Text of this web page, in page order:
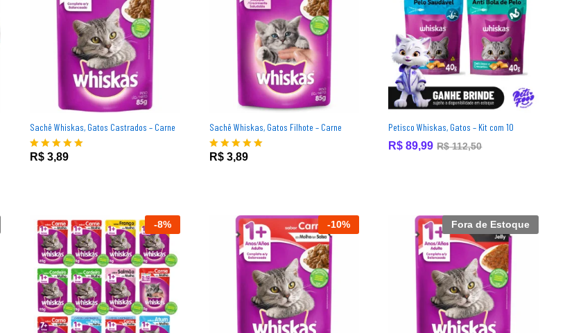
Sachê Whiskas, Gatos Castrados – Carne
Avaliação
R$ 3,89
R$3,89
Sachê Whiskas, Gatos Filhote – Carne
Avaliação
R$3,89
R$3,89
Petisco Whiskas, Gatos – Kit com 10
R$ 89,99 R$112,50
R$ 89,99 R$112,50
-8% -10% Fora de Estoque